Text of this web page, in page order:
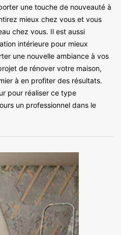
une touche de nouveauté à
mieux chez vous et vous
chez vous. Il est aussi
intérieure pour mieux
une nouvelle ambiance à vos
de rénover votre maison,
à en profiter des résultats.
pour réaliser ce type
un professionnel dans le